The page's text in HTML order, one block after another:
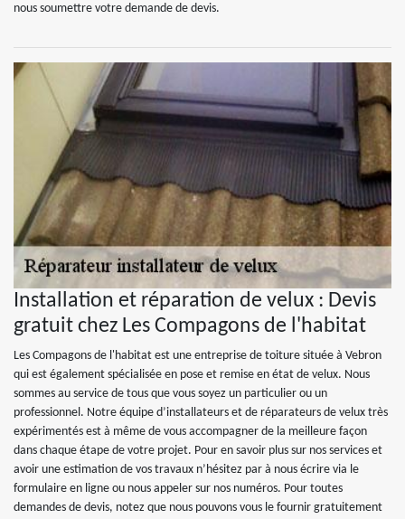
nous soumettre votre demande de devis.
Installation et réparation de velux : Devis
gratuit chez Les Compagons de l'habitat
Les Compagons de l'habitat est une entreprise de toiture située à Vebron
qui est également spécialisée en pose et remise en état de velux. Nous
sommes au service de tous que vous soyez un particulier ou un
professionnel. Notre équipe d’installateurs et de réparateurs de velux très
expérimentés est à même de vous accompagner de la meilleure façon
dans chaque étape de votre projet. Pour en savoir plus sur nos services et
avoir une estimation de vos travaux n’hésitez par à nous écrire via le
formulaire en ligne ou nous appeler sur nos numéros. Pour toutes
demandes de devis, notez que nous pouvons vous le fournir gratuitement